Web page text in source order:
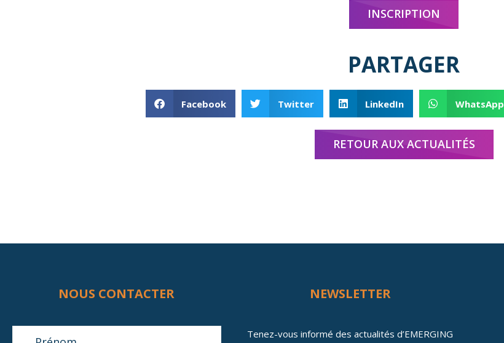
INSCRIPTION
PARTAGER
Facebook Twitter LinkedIn WhatsApp
RETOUR AUX ACTUALITÉS
NOUS CONTACTER NEWSLETTER
Tenez-vous informé des actualités d’EMERGING